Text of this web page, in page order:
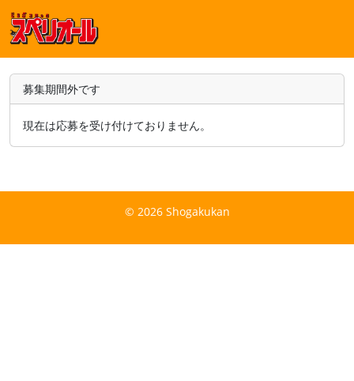
募集期間外です
現在は応募を受け付けておりません。
© 2026 Shogakukan